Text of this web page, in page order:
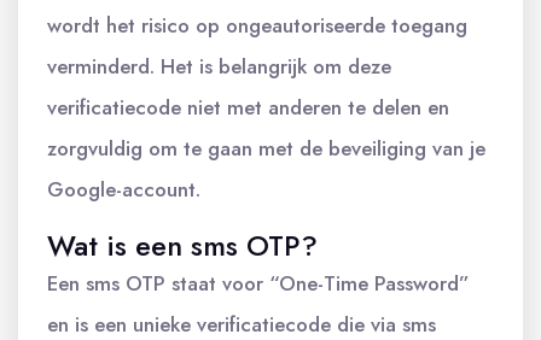
wordt het risico op ongeautoriseerde toegang
verminderd. Het is belangrijk om deze
verificatiecode niet met anderen te delen en
zorgvuldig om te gaan met de beveiliging van je
Google-account.
Wat is een sms OTP?
Een sms OTP staat voor “One-Time Password”
en is een unieke verificatiecode die via sms